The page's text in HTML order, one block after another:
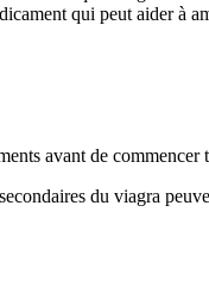
qui peut aider à
avant de commencer
du viagra